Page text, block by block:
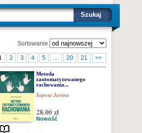
Szukaj
Sortowanie
2 3 4 5 … 20 21 >>
Metoda
zautomatyzowanego
rachowania...
Sapeta Janina
28.00 zł
Nowość